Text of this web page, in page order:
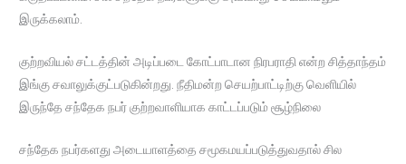
இருக்கலாம்.
குற்றவியல் சட்டத்தின் அடிப்படை கோட்பாடான நிரபராதி என்ற சித்தாந்தம்
இங்கு சவாலுக்குட்படுகின்றது. நீதிமன்ற செயற்பாட்டிற்கு வெளியில்
இருந்தே சந்தேக நபர் குற்றவாளியாக காட்டப்படும் சூழ்நிலை
சந்தேக நபர்களது அடையாளத்தை சமூகமயப்படுத்துவதால் சில